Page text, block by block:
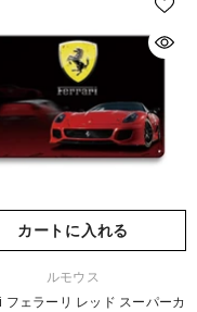
カートに入れる
ルモウス
ェラーリ レッド スーパーカ